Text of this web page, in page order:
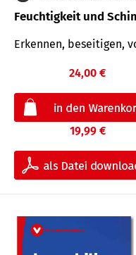
Feuchtigkeit und
Erkennen, beseitigen,
24,00 €
19,99 €